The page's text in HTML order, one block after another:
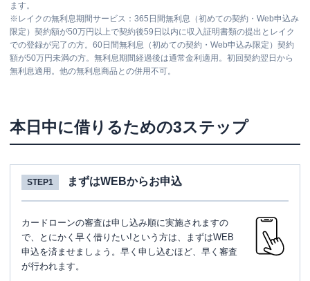
ます。
※ レイクの無利息期間サービス：365日間無利息（初めての契約・Web申込み
限定）契約額が50万円以上で契約後59日以内に収入証明書類の提出とレイク
での登録が完了の方。60日間無利息（初めての契約・Web申込み限定）契約
額が50万円未満の方。無利息期間経過後は通常金利適用。初回契約翌日から
無利息適用。他の無利息商品との併用不可。
本日中に借りるための3ステップ
STEP1 まずはWEBからお申込
カードローンの審査は申し込み順に実施されますの
で、とにかく早く借りたい!という方は、まずはWEB
申込を済ませましょう。早く申し込むほど、早く審査
が行われます。